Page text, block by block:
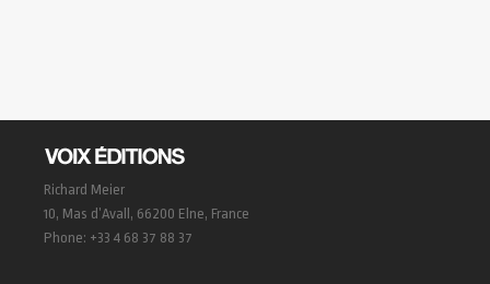
Richard Meier
10, Mas d’Avall, 66200 Elne, France
Phone: +33 4 68 37 88 37